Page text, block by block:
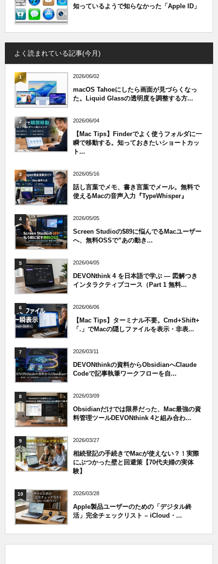
知っているようで知らなかった「Apple ID」
よく読まれている記事(今月)
1 2026/06/02
macOS Tahoeにしたら画面が見づらくなっ
た。Liquid Glassの透明度を調整する方...
2 2026/06/04
【Mac Tips】Finderでよく使うフォルダに一
瞬で移動する。知っておきたいショートカッ
ト...
3 2026/05/16
話し言葉でメモ、書き言葉でメール。無料で
使えるMacの音声入力『TypeWhisper』
4 2026/05/05
Screen Studioの$89に悩んでるMacユーザー
へ、無料OSSで”あの動き...
5 2026/04/05
DEVONthink 4 を日本語で学ぶ — 図解つき
インタラクティブコース（Part 1 無料...
6 2026/06/06
【Mac Tips】ターミナル不要。Cmd+Shift+
「.」でMacの隠しファイルを表示・非表...
7 2026/03/11
DEVONthinkの資料からObsidianへClaude
Codeで記事執筆ワークフローを自...
8 2026/03/09
Obsidianだけでは限界だった、Mac最強の資
料管理ツールDEVONthink 4と組み合わ...
9 2026/03/27
相続登記の手続きでMacが使えない？！実際
にぶつかった壁と回避策【70代夫婦の実体
験】
10 2026/03/28
Apple製品ユーザーのための「デジタル終
活」完全チェックリスト – iCloud・...